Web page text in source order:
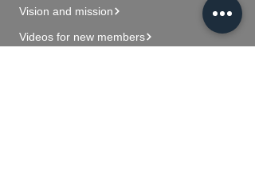
Vision and mission
Videos for new members